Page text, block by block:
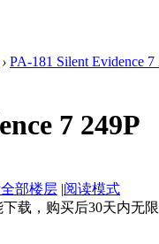
› PA-181 Silent Evidence 7
7 249P
部楼层 |阅读模式
下载，购买后30天内无